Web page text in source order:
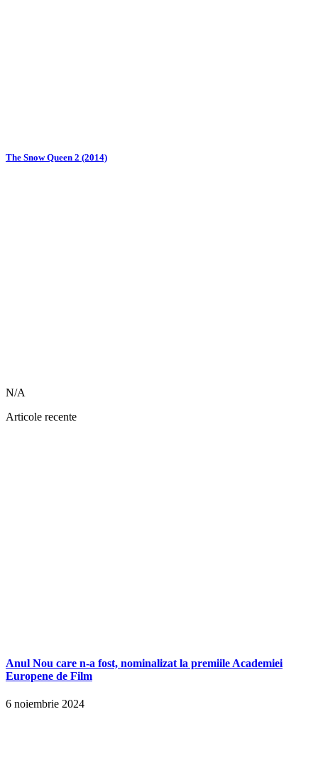
The Snow Queen 2 (2014)
N/A
Articole recente
Anul Nou care n-a fost, nominalizat la premiile Academiei
Europene de Film
6 noiembrie 2024